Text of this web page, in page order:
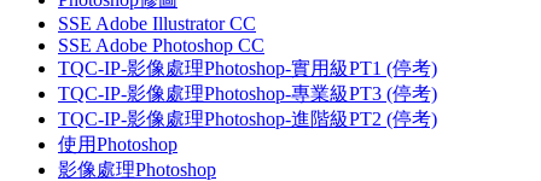
SSE Adobe Illustrator CC
SSE Adobe Photoshop CC
TQC-IP-影像處理Photoshop-實用級PT1 (停考)
TQC-IP-影像處理Photoshop-專業級PT3 (停考)
TQC-IP-影像處理Photoshop-進階級PT2 (停考)
使用Photoshop
影像處理Photoshop